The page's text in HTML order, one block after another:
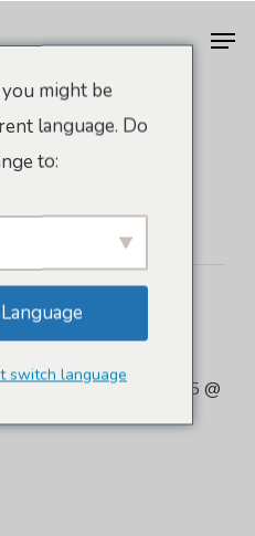
stattgefunden.
de
-November 15, 2025 @
might be
language. Do
to:
switch language